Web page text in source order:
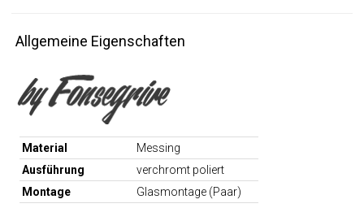
Allgemeine Eigenschaften
Material
Messing
Ausführung
verchromt poliert
Montage
Glasmontage (Paar)